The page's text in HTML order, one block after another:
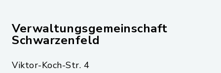
Verwaltungsgemeinschaft
Schwarzenfeld
Viktor-Koch-Str. 4